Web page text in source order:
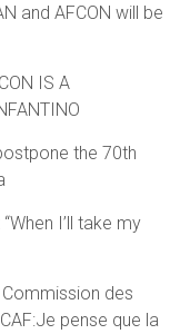
and AFCON will be
IS A
the 70th
I’ll take my
des
pense que la